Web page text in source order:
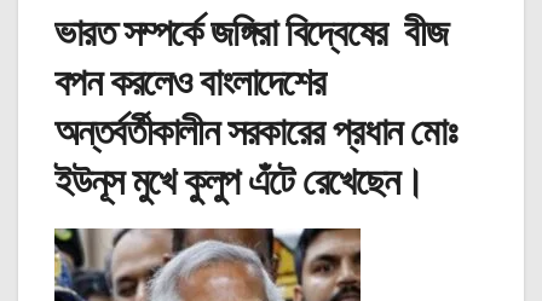
ভারত সম্পর্কে জঙ্গিরা বিদ্বেষের বীজ
বপন করলেও বাংলাদেশের
অন্তর্বর্তীকালীন সরকারের প্রধান মোঃ
ইউনূস মুখে কুলুপ এঁটে রেখেছেন।